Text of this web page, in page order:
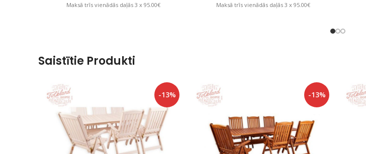
Maksā trīs vienādās daļās 3 x 95.00€ Maksā trīs vienādās daļās 3 x 95.00€
Saistītie Produkti
-13% -13%